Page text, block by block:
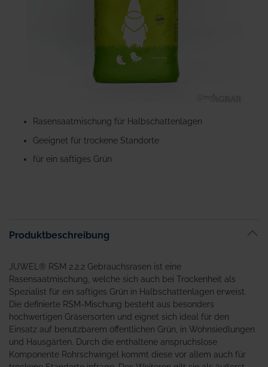
Anfang
Bildgalerie
springen
Rasensaatmischung für Halbschattenlagen
Geeignet für trockene Standorte
für ein saftiges Grün
Produktbeschreibung
JUWEL® RSM 2.2.2 Gebrauchsrasen ist eine
Rasensaatmischung, welche sich auch bei Trockenheit als
Spezialist für ein saftiges Grün in Halbschattenlagen erweist.
Die definierte RSM-Mischung besteht aus besonders
hochwertigen Gräsersorten und eignet sich ideal für den
Einsatz auf benutzbarem öffentlichen Grün, in Wohnsiedlungen
und Hausgärten. Durch die enthaltene anspruchslose
Komponente Rohrschwingel kommt diese vor allem auch für